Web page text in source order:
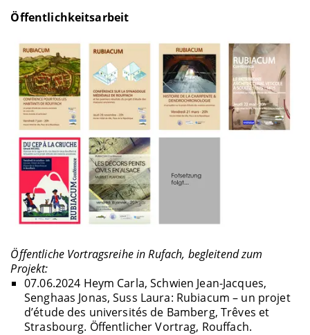
Öffentlichkeitsarbeit
Öffentliche Vortragsreihe in Rufach, begleitend zum
Projekt:
07.06.2024 Heym Carla, Schwien Jean-Jacques,
Senghaas Jonas, Suss Laura: Rubiacum – un projet
d’étude des universités de Bamberg, Trêves et
Strasbourg. Öffentlicher Vortrag, Rouffach.